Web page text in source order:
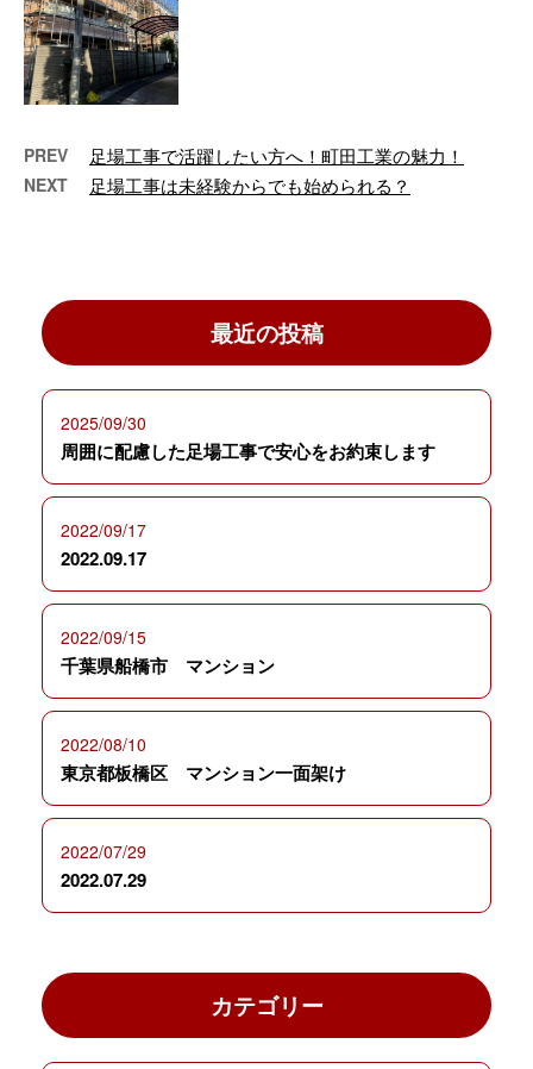
PREV 足場工事で活躍したい方へ！町田工業の魅力！
NEXT 足場工事は未経験からでも始められる？
最近の投稿
2025/09/30
周囲に配慮した足場工事で安心をお約束します
2022/09/17
2022.09.17
2022/09/15
千葉県船橋市 マンション
2022/08/10
東京都板橋区 マンション一面架け
2022/07/29
2022.07.29
カテゴリー